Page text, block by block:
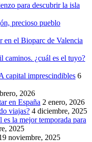
para descubrir la isla
precioso pueblo
en el Bioparc de Valencia
caminos. ¿cuál es el tuyo?
capital imprescindibles 6
2026
en España 2 enero, 2026
viajas? 4 diciembre, 2025
la mejor temporada para
2025
noviembre, 2025